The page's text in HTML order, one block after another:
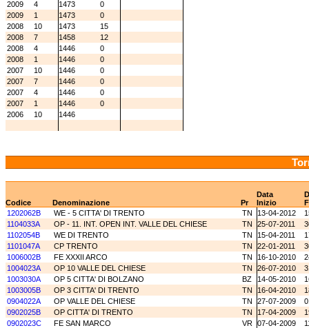
2009
4 1473
0
2009
1 1473
0
2008
10 1473
15
2008
7 1458
12
2008
4 1446
0
2008
1 1446
0
2007
10 1446
0
2007
7 1446
0
2007
4 1446
0
2007
1 1446
0
2006
10 1446
Data
Codice
Denominazione Pr Inizio
1202062B
WE - 5 CITTA' DI TRENTO TN 13-04-2012
1104033A
OP - 11. INT. OPEN INT. VALLE DEL CHIESE TN 25-07-2011
1102054B
WE DI TRENTO TN 15-04-2011
1101047A
CP TRENTO TN 22-01-2011
1006002B
FE XXXII ARCO TN 16-10-2010
1004023A
OP 10 VALLE DEL CHIESE TN 26-07-2010
1003030A
OP 5 CITTA' DI BOLZANO BZ 14-05-2010
1003005B
OP 3 CITTA' DI TRENTO TN 16-04-2010
0904022A
OP VALLE DEL CHIESE TN 27-07-2009
0902025B
OP CITTA' DI TRENTO TN 17-04-2009
0902023C
FE SAN MARCO VR 07-04-2009